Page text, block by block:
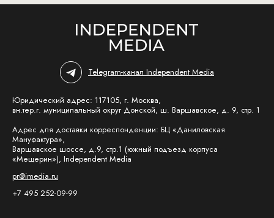
Telegram-канал Independent Media
Юридический адрес: 117105, г. Москва,
вн.тер.г. муниципальный округ Донской, ш. Варшавское, д. 9, стр. 1
Адрес для доставки корреспонденции: БЦ «Даниловская
Мануфактура»,
Варшавское шоссе, д.9, стр.1 (южный подъезд корпуса
«Мещерин»), Independent Media
pr@imedia.ru
+7 495 252-09-99